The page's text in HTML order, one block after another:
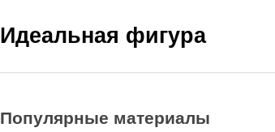
Идеальная фигура
Популярные материалы